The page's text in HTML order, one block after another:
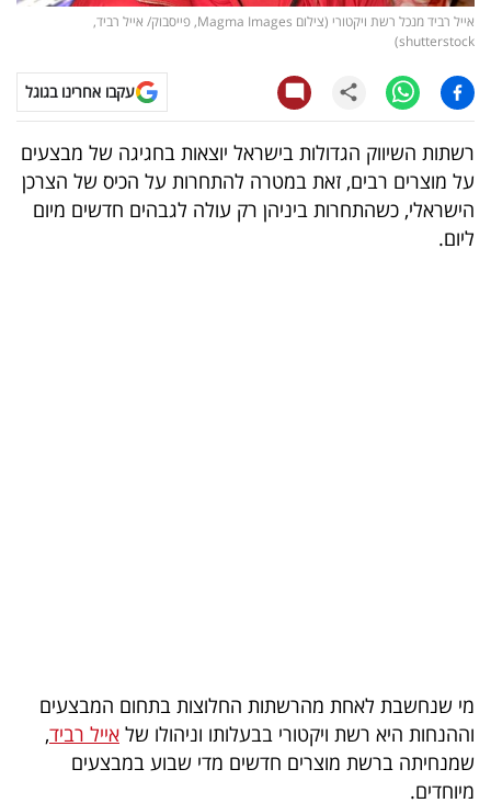
ויראלי
טלוויזיה
עסקי
ספורט
קריירה
ולימודים
המילון
הכלכלי
אייל רביד מנכל רשת ויקטורי (צילום Magma Images, פייסבוק/ אייל רביד,
shutterstock)
עקבו אחרינו בגוגל
רשתות השיווק הגדולות בישראל יוצאות בחגיגה של מבצעים
על מוצרים רבים, זאת במטרה להתחרות על הכיס של הצרכן
הישראלי, כשהתחרות ביניהן רק עולה לגבהים חדשים מיום
ליום.
מי שנחשבת לאחת מהרשתות החלוצות בתחום המבצעים
וההנחות היא רשת ויקטורי בבעלותו וניהולו של אייל רביד,
שמנחיתה ברשת מוצרים חדשים מדי שבוע במבצעים
מיוחדים.